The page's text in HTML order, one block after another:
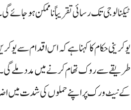
ٹیکنالوجی تک رسائی تقریباً ناممکن ہو جائے
یوکرینی حکام کا کہنا ہے کہ اس اقدام سے
طریقے سے روک تھام کرنے میں مدد ملے
کے نیٹ ورک پر اپنے حملوں کی شدت میں